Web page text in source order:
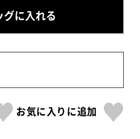
グに入れる
お気に入りに追加